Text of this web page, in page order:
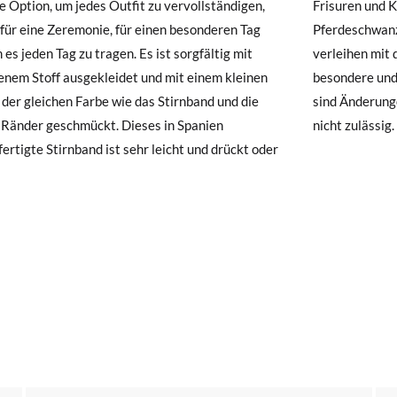
Option, um jedes Outfit zu vervollständigen,
eine Zeremonie, für einen besonderen Tag
es jeden Tag zu tragen. Es ist sorgfältig mit
Stoff ausgekleidet und mit einem kleinen
gleichen Farbe wie das Stirnband und die
geschmückt. Dieses in Spanien
Stirnband ist sehr leicht und drückt oder
und Kleidungsstilen kombinieren. Ein
ein Zopf oder eine glatte Mähne
mit diesem hübschen Haarband eine ganz
und süße Note. Aus hygienischen Gründen
oder Rücksendungen dieses Produkts
nicht zulässig.
Schuhe ankommen und nicht ganz Ihren Vorstellungen
beantragen.
ein Kundenkonto haben, loggen Sie sich einfach ein, um den
Sie bitte unsereRuecksendungund geben Sie Ihre
ein. Ein Rücksendeetikett wird Ihnen dann automatisch an Ihr